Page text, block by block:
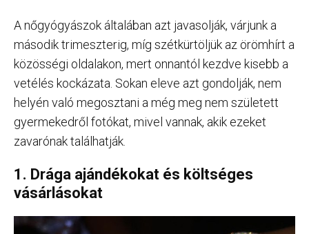
A nőgyógyászok általában azt javasolják, várjunk a
második trimeszterig, míg szétkürtöljük az örömhírt a
közösségi oldalakon, mert onnantól kezdve kisebb a
vetélés kockázata. Sokan eleve azt gondolják, nem
helyén való megosztani a még meg nem született
gyermekedről fotókat, mivel vannak, akik ezeket
zavarónak találhatják.
1. Drága ajándékokat és költséges
vásárlásokat